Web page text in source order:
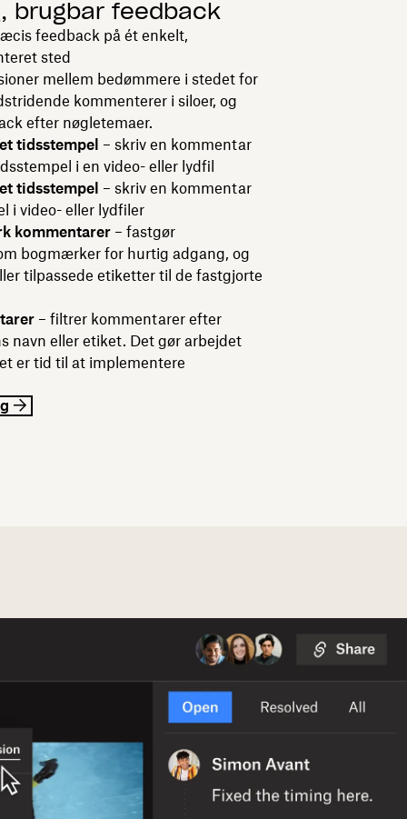
brugbar feedback
feedback på ét enkelt,
sted
mellem bedømmere i stedet for
kommenterer i siloer, og
efter nøgletemaer.
tidsstempel – skriv en kommentar
i en video- eller lydfil
tidsstempel – skriv en kommentar
i video- eller lydfiler
kommentarer – fastgør
bogmærker for hurtig adgang, og
tilpassede etiketter til de fastgjorte
– filtrer kommentarer efter
navn eller etiket. Det gør arbejdet
er tid til at implementere